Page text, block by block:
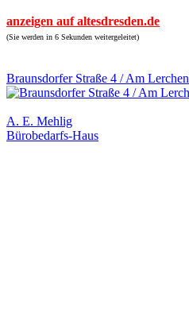
anzeigen auf altesdresden.de
(Sie werden in 6 Sekunden weitergeleitet)
Braunsdorfer Straße 4 / Am
A. E. Mehlig
Bürobedarfs-Haus